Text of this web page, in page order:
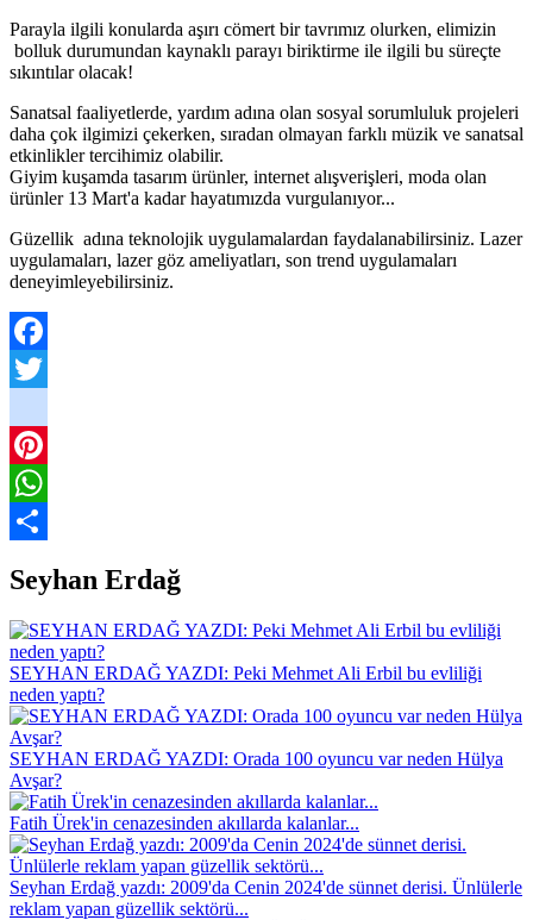
Parayla ilgili konularda aşırı cömert bir tavrımız olurken, elimizin
bolluk durumundan kaynaklı parayı biriktirme ile ilgili bu süreçte
sıkıntılar olacak!
Sanatsal faaliyetlerde, yardım adına olan sosyal sorumluluk projeleri
daha çok ilgimizi çekerken, sıradan olmayan farklı müzik ve sanatsal
etkinlikler tercihimiz olabilir.
Giyim kuşamda tasarım ürünler, internet alışverişleri, moda olan
ürünler 13 Mart'a kadar hayatımızda vurgulanıyor...
Güzellik adına teknolojik uygulamalardan faydalanabilirsiniz. Lazer
uygulamaları, lazer göz ameliyatları, son trend uygulamaları
deneyimleyebilirsiniz.
Facebook
instagram
Pinterest
WhatsApp
Seyhan Erdağ
SEYHAN ERDAĞ YAZDI: Peki Mehmet Ali Erbil bu evliliği
neden yaptı?
SEYHAN ERDAĞ YAZDI: Orada 100 oyuncu var neden Hülya
Avşar?
Fatih Ürek'in cenazesinden akıllarda kalanlar...
Seyhan Erdağ yazdı: 2009'da Cenin 2024'de sünnet derisi. Ünlülerle
reklam yapan güzellik sektörü...